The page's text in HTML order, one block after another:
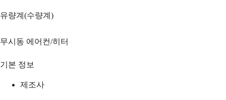
유량계(수량계)
무시동 에어컨/히터
기본 정보
제조사